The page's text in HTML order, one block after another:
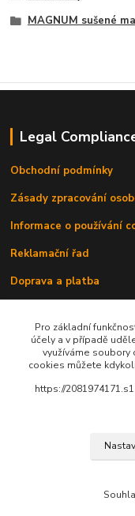
MAGNUM sušené
Legal
Obchodní podmínky
Zásady zpracování
Informace o používání
Reklamační řad
Doprava a platba
©
Pro základní
účely a v případě
využíváme soubory
cookies můžete
https://